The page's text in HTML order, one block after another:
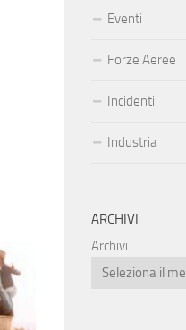
Eventi
Forze Aeree
Incidenti
Industria
ARCHIVI
Archivi